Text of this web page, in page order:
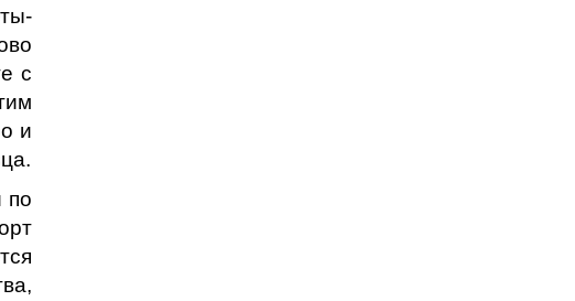
с
и
по